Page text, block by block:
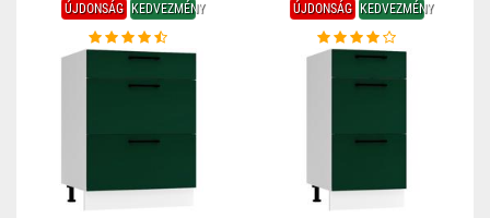
ÚJDONSÁG KEDVEZMÉNY ÚJDONSÁG KEDVEZMÉNY